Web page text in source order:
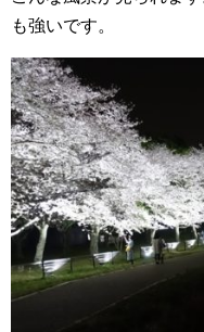
も強いです。